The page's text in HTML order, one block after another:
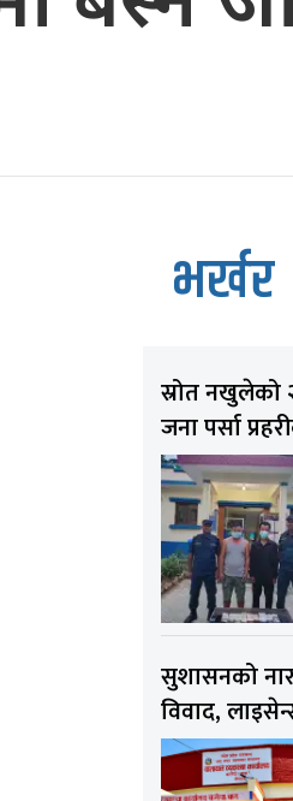
भर्खर
स्रोत नखुलेको
जना पर्सा
सुशासनको
विवाद,